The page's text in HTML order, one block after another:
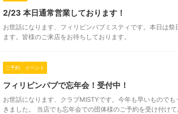
2/23 本日通常営業しております！
お世話になります、フィリピンパブミスティです。本日は祭
ます。皆様のご来店をお待ちしております。
ご予約 イベント
フィリピンパブで忘年会！受付中！
お世話になります、クラブMISTYです。今年も早いもので
きました。 当店でも忘年会での団体様のご予約を受け付け